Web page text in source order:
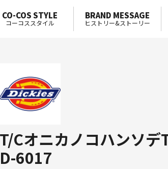
CO-COS STYLE
コーコススタイル
BRAND MESSAGE
ヒストリー&ストーリー
T/Cオニカノコハンソデ
D-6017